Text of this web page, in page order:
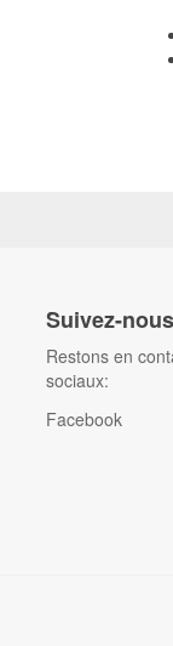
Suivez-
Restons en
sociaux:
Facebook